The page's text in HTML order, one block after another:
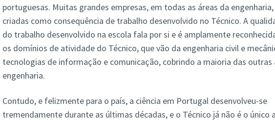
portuguesas. Muitas grandes empresas, em todas as áreas da
criadas como consequência de trabalho desenvolvido no Técnico. A
do trabalho desenvolvido na escola fala por si e é amplamente
os domínios de atividade do Técnico, que vão da engenharia civil e
tecnologias de informação e comunicação, cobrindo a maioria das outras
engenharia.
Contudo, e felizmente para o país, a ciência em Portugal desenvolveu-se
tremendamente durante as últimas décadas, e o Técnico já não é o único